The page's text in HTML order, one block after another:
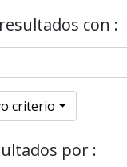
con :
criterio
por :